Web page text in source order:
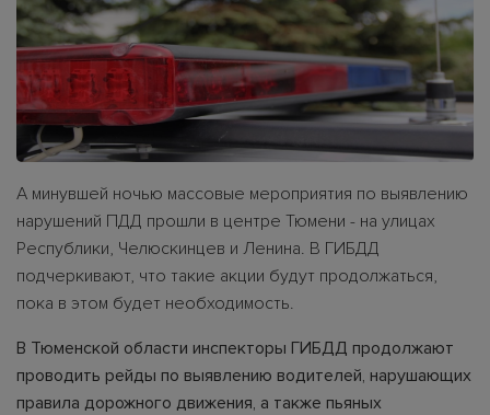
А минувшей ночью массовые мероприятия по выявлению
нарушений ПДД прошли в центре Тюмени - на улицах
Республики, Челюскинцев и Ленина. В ГИБДД
подчеркивают, что такие акции будут продолжаться,
пока в этом будет необходимость.
В Тюменской области инспекторы ГИБДД продолжают
проводить рейды по выявлению водителей, нарушающих
правила дорожного движения, а также пьяных